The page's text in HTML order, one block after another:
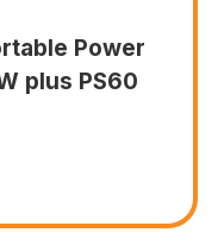
KM.
KM.
Power
plus PS60